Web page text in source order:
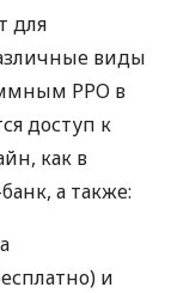
для
виды
РРО в
доступ к
как в
а также:
и